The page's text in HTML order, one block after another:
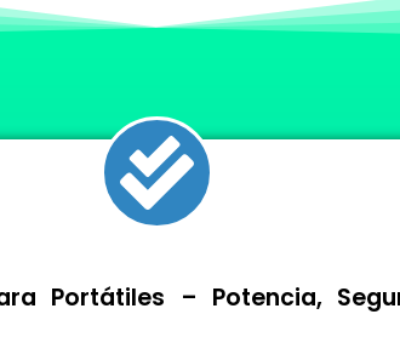
Portátiles – Potencia,